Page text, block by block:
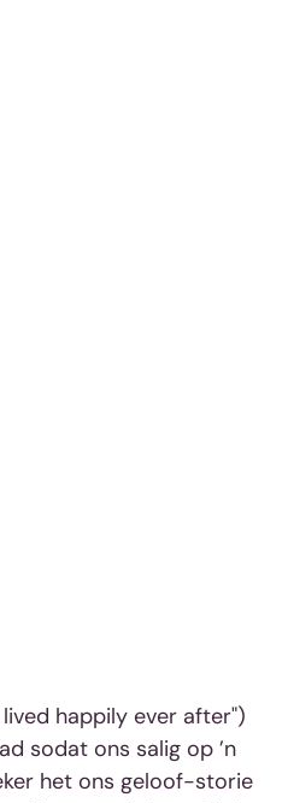
happily ever after")
sodat ons salig op ’n
het ons geloof-storie